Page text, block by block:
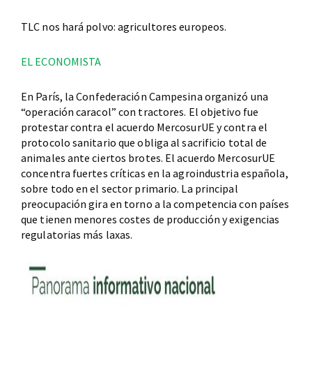
TLC nos hará polvo: agricultores europeos.
EL ECONOMISTA
En París, la Confederación Campesina organizó una
“operación caracol” con tractores. El objetivo fue
protestar contra el acuerdo MercosurUE y contra el
protocolo sanitario que obliga al sacrificio total de
animales ante ciertos brotes. El acuerdo MercosurUE
concentra fuertes críticas en la agroindustria española,
sobre todo en el sector primario. La principal
preocupación gira en torno a la competencia con países
que tienen menores costes de producción y exigencias
regulatorias más laxas.